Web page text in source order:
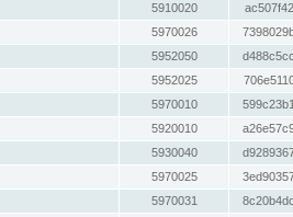
5910020
5970026
5952050
5952025
5970010
5920010
5930040
5970025
5970031